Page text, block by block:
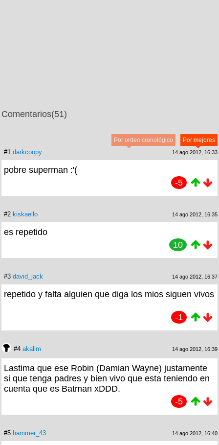
Comentarios(51)
Por mejores
Por orden cronológico
#1 darkcoopy 14 ago 2012, 16:33
pobre superman :'(
-5
#2 kiskaello 14 ago 2012, 16:35
es repetido
10
#3 david_jack 14 ago 2012, 16:37
repetido y falta alguien que diga los mios siguen vivos
-1
#4 akalim 14 ago 2012, 16:39
Lastima que ese Robin (Damian Wayne) justamente
si que tenga padres y bien vivo que esta teniendo en
cuenta que es Batman xDDD.
-5
#5 hammer_43 14 ago 2012, 16:40